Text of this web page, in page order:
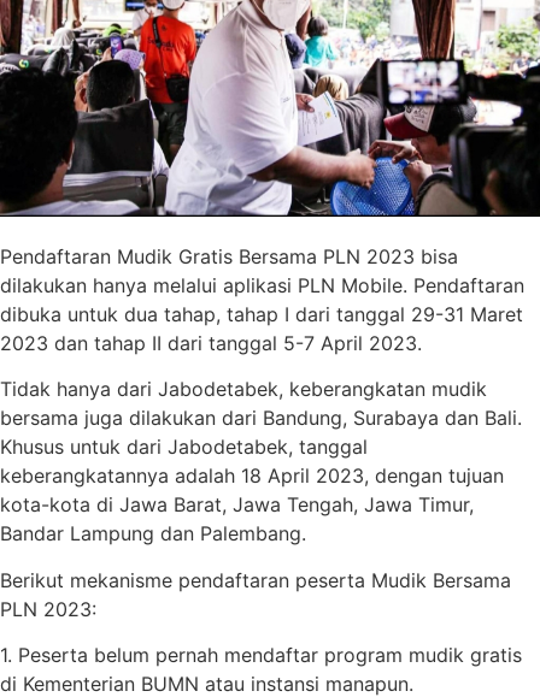
Pendaftaran Mudik Gratis Bersama PLN 2023 bisa
dilakukan hanya melalui aplikasi PLN Mobile. Pendaftaran
dibuka untuk dua tahap, tahap I dari tanggal 29-31 Maret
2023 dan tahap II dari tanggal 5-7 April 2023.
Tidak hanya dari Jabodetabek, keberangkatan mudik
bersama juga dilakukan dari Bandung, Surabaya dan Bali.
Khusus untuk dari Jabodetabek, tanggal
keberangkatannya adalah 18 April 2023, dengan tujuan
kota-kota di Jawa Barat, Jawa Tengah, Jawa Timur,
Bandar Lampung dan Palembang.
Berikut mekanisme pendaftaran peserta Mudik Bersama
PLN 2023:
1. Peserta belum pernah mendaftar program mudik gratis
di Kementerian BUMN atau instansi manapun.